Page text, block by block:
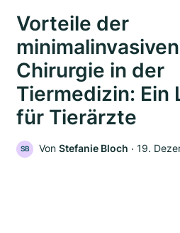
Vorteile der
minimalinvasiven
Chirurgie in der
Tiermedizin: Ein
für Tierärzte
SB Von Stefanie Bloch ‧ 19.